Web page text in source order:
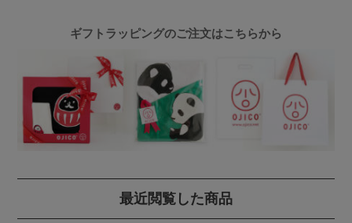
ギフトラッピングのご注文はこちらから
最近閲覧した商品